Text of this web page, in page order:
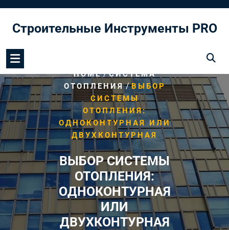
содержимому
Строительные Инструменты PRO
HOME/СИСТЕМА
ОТОПЛЕНИЯ/ВЫБОР
СИСТЕМЫ
ОТОПЛЕНИЯ:
ОДНОКОНТУРНАЯ ИЛИ
ДВУХКОНТУРНАЯ
ВЫБОР СИСТЕМЫ
ОТОПЛЕНИЯ:
ОДНОКОНТУРНАЯ
ИЛИ
ДВУХКОНТУРНАЯ